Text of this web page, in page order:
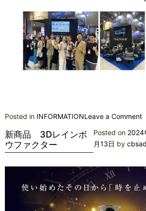
Posted in INFORMATIONLeave a Commenton
の
新商品 3Dレインボ
ウファクター
Posted on 2024
月13日 by